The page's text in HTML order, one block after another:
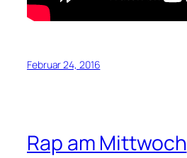
Februar 24, 2016
Rap am Mittwoch